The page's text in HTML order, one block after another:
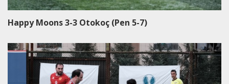
Happy Moons 3-3 Otokoç (Pen 5-7)